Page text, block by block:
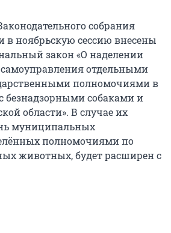
собрания
в ноябрьскую сессию внесены
закон «О наделении
самоуправления отдельными
полномочиями в
безнадзорными собаками и
области». В случае их
муниципальных
полномочиями по
животных, будет расширен с